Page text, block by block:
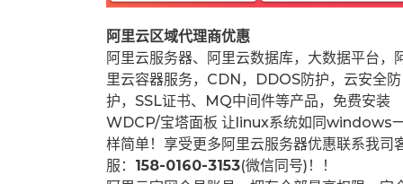
阿里云区域代理商优惠
阿里云服务器、阿里云数据库，大数据平台，
里云容器服务，CDN，DDOS防护，云安全防
护，SSL证书、MQ中间件等产品，免费安装
WDCP/宝塔面板 让 linux系统如同windows
样简单！享受更多阿里云服务器优惠联系我司
服： 158-0160-3153(微信同号)！！